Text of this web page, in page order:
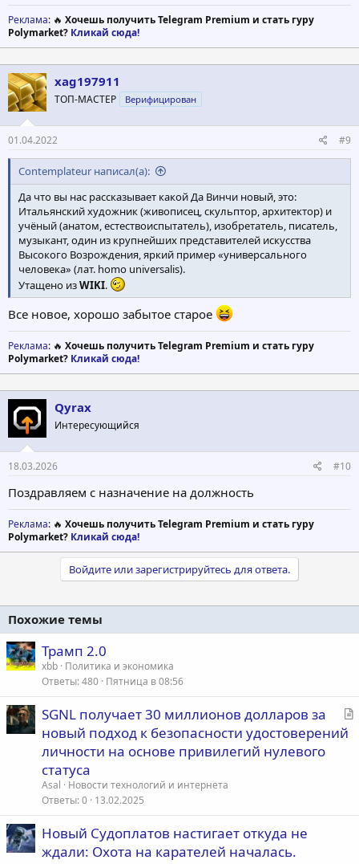
Реклама: 🔥 Хочешь получить Telegram Premium и стать гуру
Polymarket? Кликай сюда!
xag197911
ТОП-МАСТЕР Верифицирован
01.04.2022 #9
Contemplateur написал(а):
Да что вы нас рассказывает какой Да Винчи новый, это:
Итальянский художник (живописец, скульптор, архитектор) и
учёный (анатом, естествоиспытатель), изобретатель, писатель,
музыкант, один из крупнейших представителей искусства
Высокого Возрождения, яркий пример «универсального
человека» (лат. homo universalis).
Утащено изWIKI.
Все новое, хорошо забытое старое
Реклама: 🔥 Хочешь получить Telegram Premium и стать гуру
Polymarket? Кликай сюда!
Qyrax
Интересующийся
18.03.2026 #10
Поздравляем с назначение на должность
Реклама: 🔥 Хочешь получить Telegram Premium и стать гуру
Polymarket? Кликай сюда!
Войдите или зарегистрируйтесь для ответа.
Похожие темы
Трамп 2.0
xbb Политика и экономика
Ответы 480 Пятница в 08:56
С
SGNL получает 30 миллионов долларов за
новый подход к безопасности удостоверений
личности на основе привилегий нулевого
статуса
Asal
Новости технологий и интернета
Ответы 0 13.02.2025
Новый Судоплатов настигает откуда не
ждали: Охота на карателей началась.